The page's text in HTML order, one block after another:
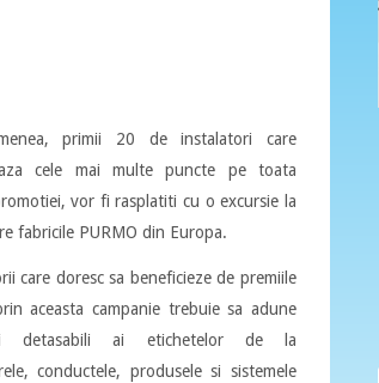
primii 20 de instalatori care
cele mai multe puncte pe toata
vor fi rasplatiti cu o excursie la
fabricile PURMO din Europa.
care doresc sa beneficieze de premiile
aceasta campanie trebuie sa adune
detasabili ai etichetelor de la
conductele, produsele si sistemele